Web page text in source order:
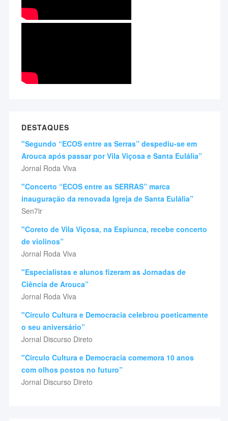
DESTAQUES
"Segundo “ECOS entre as Serras” despediu-se em
Arouca após passar por Vila Viçosa e Santa Eulália”
Jornal Roda Viva
"Concerto “ECOS entre as SERRAS” marca
inauguração da renovada Igreja de Santa Eulália”
Sen7ir
"Coreto de Vila Viçosa, na Espiunca, recebe concerto
de violinos”
Jornal Roda Viva
"Especialistas e alunos fizeram as Jornadas de
Ciência de Arouca”
Jornal Roda Viva
"Círculo Cultura e Democracia celebrou poeticamente
o seu aniversário”
Jornal Discurso Direto
"Círculo Cultura e Democracia comemora 10 anos
com olhos postos no futuro”
Jornal Discurso Direto